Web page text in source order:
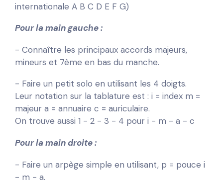
internationale A B C D E F G)
Pour la main gauche :
- Connaître les principaux accords majeurs,
mineurs et 7ème en bas du manche.
- Faire un petit solo en utilisant les 4 doigts.
Leur notation sur la tablature est : i = index m =
majeur a = annuaire c = auriculaire.
On trouve aussi 1 - 2 - 3 - 4 pour i - m - a - c
Pour la main droite :
- Faire un arpège simple en utilisant, p = pouce i
- m - a.